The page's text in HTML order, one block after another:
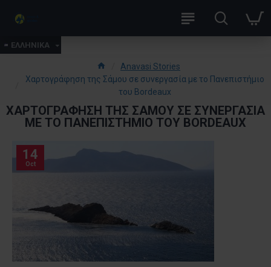
ΕΛΛΗΝΙΚΑ
Anavasi Stories
Χαρτογράφηση της Σάμου σε συνεργασία με το Πανεπιστήμιο
του Bordeaux
ΧΑΡΤΟΓΡΆΦΗΣΗ ΤΗΣ ΣΆΜΟΥ ΣΕ ΣΥΝΕΡΓΑΣΊΑ
ΜΕ ΤΟ ΠΑΝΕΠΙΣΤΉΜΙΟ ΤΟΥ BORDEAUX
14
Oct